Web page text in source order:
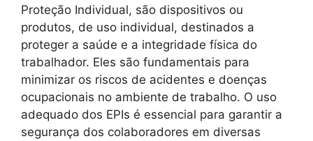
Proteção Individual, são dispositivos ou
produtos, de uso individual, destinados a
proteger a saúde e a integridade física do
trabalhador. Eles são fundamentais para
minimizar os riscos de acidentes e doenças
ocupacionais no ambiente de trabalho. O uso
adequado dos EPIs é essencial para garantir a
segurança dos colaboradores em diversas